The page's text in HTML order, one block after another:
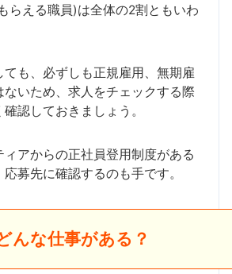
らえる職員)は全体の2割ともいわ
も、必ずしも正規雇用、無期雇
ないため、求人をチェックする際
認しておきましょう。
アからの正社員登用制度がある
募先に確認するのも手です。
んな仕事がある？